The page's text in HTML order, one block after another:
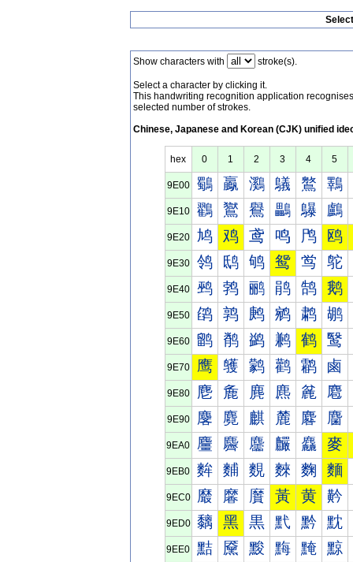
Show characters with stroke(s).
Select a character by clicking it.
This handwriting recognition application
selected number of strokes.
Chinese, Japanese and Korean (CJK) unified
hex 0 1 2 3 4 5
9E00 鸀 鸁 鸂 鸃 鸄 鸅
9E10 鸐 鸑 鸒 鸓 鸔 鸕
9E20 鸠 鸡 鸢 鸣 鸤 鸥
9E30 鸰 鸱 鸲 鸳 鸴 鸵
9E40 鹀 鹁 鹂 鹃 鹄 鹅
9E50 鹐 鹑 鹒 鹓 鹔 鹕
9E60 鹠 鹡 鹢 鹣 鹤 鹥
9E70 鹰 鹱 鹲 鹳 鹴 鹵
9E80 麀 麁 麂 麃 麄 麅
9E90 麐 麑 麒 麓 麔 麕
9EA0 麠 麡 麢 麣 麤 麥
9EB0 麰 麱 麲 麳 麴 麵
9EC0 黀 黁 黂 黃 黄 黅
9ED0 黐 黑 黒 黓 黔 黕
9EE0 黠 黡 黢 黣 黤 黥